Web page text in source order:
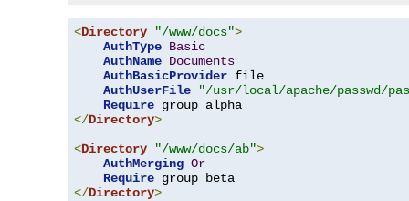
<Directory "/www/docs">
AuthType Basic
AuthName Documents
AuthBasicProvider file
AuthUserFile
"/usr/local/apache/passwd/
Require
</Directory>
<Directory "/www/docs/ab">
AuthMerging Or
Require
</Directory>